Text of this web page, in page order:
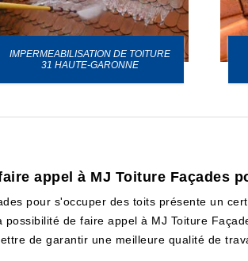
IMPERMEABILISATION DE TOITURE
31 HAUTE-GARONNE
appel à MJ Toiture Façades
pour s'occuper des toits présente un
de faire appel à MJ Toiture
de garantir une meilleure qualité de